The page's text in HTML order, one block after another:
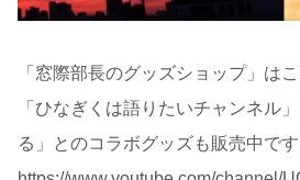
「窓際部長のグッズショップ」は
「ひなぎくは語りたいチャンネル
る」とのコラボグッズも販売中です